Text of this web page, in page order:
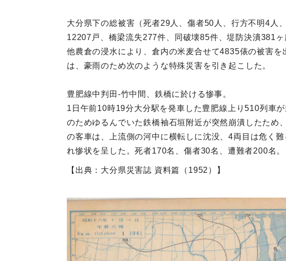
大分県下の総被害（死者29人、傷者50人、行方不明4人
12207戸、橋梁流失277件、同破壊85件、堤防決潰381
他農倉の浸水により、倉内の米麦合せて4835俵の被害
は、豪雨のため次のような特殊災害を引き起こした。
豊肥線中判田‐竹中間、鉄橋に於ける惨事。
1日午前10時19分大分駅を発車した豊肥線上り510列車
のためゆるんでいた鉄橋袖石垣附近が突然崩潰したため
の客車は、上流側の河中に横転しに沈没、4両目は危く
れ惨状を呈した。死者170名、傷者30名、遭難者200名
【出典：大分県災害誌 資料篇（1952）】